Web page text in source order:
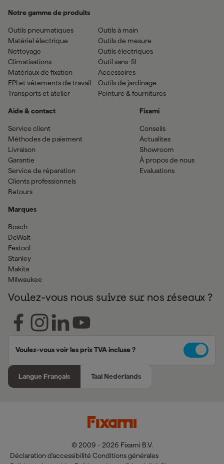
Notre gamme de produits
Outils pneumatiques
Matériel électrique
Nettoyage
Climatisations
Matériaux de fixation
EPI et vêtements de travail
Transports et atelier
Outils à main
Outils de mesure
Outils électriques
Outil sans-fil
Accessoires
Outils de jardinage
Peinture & fournitures
Aide & contact
Service client
Méthodes de paiement
Livraison
Garantie
Service de réparation
Clients professionnels
Retours
Marques
Bosch
DeWalt
Festool
Stanley
Makita
Milwaukee
Fixami
Conseils
Actualites
Showroom
À propos de nous
Evaluations
Voulez-vous nous suivre sur nos réseaux ?
Voulez-vous voir les prix TVA incluse ?
Langue Français Taal Nederlands
© 2009 - 2026 Fixami B.V.
Déclaration d'accessibilité Conditions générales